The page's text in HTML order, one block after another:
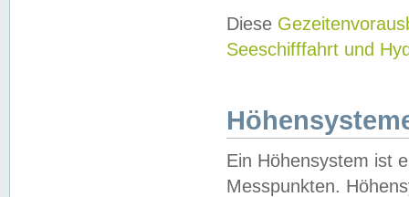
Diese
Seeschifffahrt und
Ein Höhensystem ist
Messpunkten.